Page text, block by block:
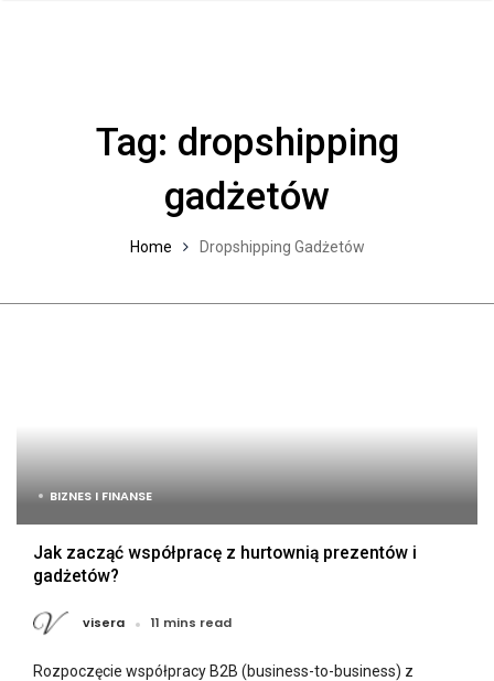
Tag: dropshipping
gadżetów
Home Dropshipping Gadżetów
BIZNES I FINANSE
Jak zacząć współpracę z hurtownią prezentów i
gadżetów?
visera 11 mins read
Rozpoczęcie współpracy B2B (business-to-business) z